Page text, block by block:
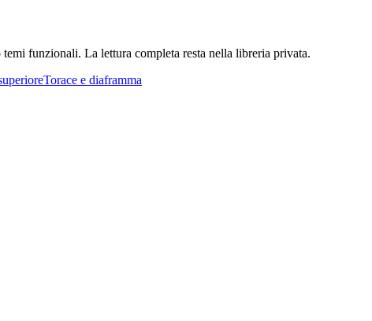
funzionali. La lettura completa resta nella libreria privata.
Torace e diaframma